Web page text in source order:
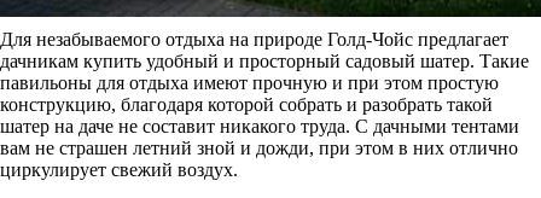
Для незабываемого отдыха на природе Голд-Чойс предлагает
дачникам купить удобный и просторный садовый шатер. Такие
павильоны для отдыха имеют прочную и при этом простую
конструкцию, благодаря которой собрать и разобрать такой
шатер на даче не составит никакого труда. С дачными тентами
вам не страшен летний зной и дожди, при этом в них отлично
циркулирует свежий воздух.